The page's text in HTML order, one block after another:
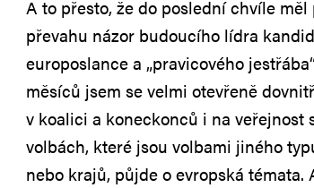
A to přesto, že do poslední chvíle
převahu názor budoucího lídra
europoslance a „pravicového
měsíců jsem se velmi otevřeně
v koalici a koneckonců i na veřejnost
volbách, které jsou volbami jiného
nebo krajů, půjde o evropská